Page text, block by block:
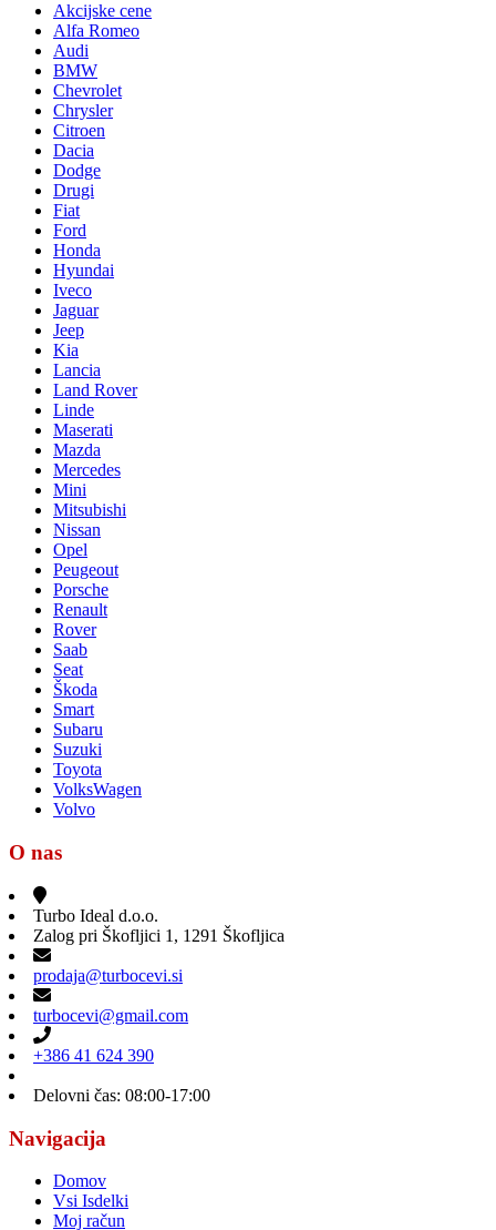
Akcijske cene
Alfa Romeo
Audi
BMW
Chevrolet
Chrysler
Citroen
Dacia
Dodge
Drugi
Fiat
Ford
Honda
Hyundai
Iveco
Jaguar
Jeep
Kia
Lancia
Land Rover
Linde
Maserati
Mazda
Mercedes
Mini
Mitsubishi
Nissan
Opel
Peugeout
Porsche
Renault
Rover
Saab
Seat
Škoda
Smart
Subaru
Suzuki
Toyota
VolksWagen
Volvo
O nas
Turbo Ideal d.o.o.
Zalog pri Škofljici 1, 1291 Škofljica
prodaja@turbocevi.si
turbocevi@gmail.com
+386 41 624 390
Delovni čas: 08:00-17:00
Navigacija
Domov
Vsi Isdelki
Moj račun